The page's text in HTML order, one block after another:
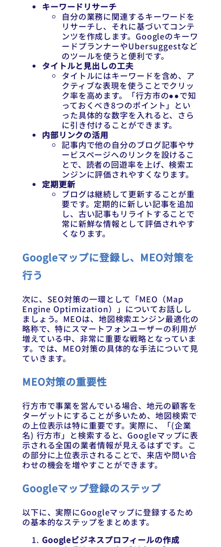
キーワードリサーチ
自分の業務に関連するキーワードを
リサーチし、それに基づいてコンテ
ンツを作成します。Googleのキーワ
ードプランナーやUbersuggestなど
のツールを使うと便利です。
タイトルと見出しの工夫
タイトルにはキーワードを含め、ア
クティブな表現を使うことでクリッ
ク率を高めます。「行方市の●●で知
っておくべき8つのポイント」とい
った具体的な数字を入れると、さら
に引き付けることができます。
内部リンクの活用
記事内で他の自分のブログ記事やサ
ービスページへのリンクを設けるこ
とで、読者の回遊率を上げ、検索エ
ンジンに評価されやすくなります。
定期更新
ブログは継続して更新することが重
要です。定期的に新しい記事を追加
し、古い記事もリライトすることで
常に新鮮な情報として評価されやす
くなります。
Googleマップに登録し、MEO対策を
行う
次に、SEO対策の一環として「MEO（Map
Engine Optimization）」についてお話しし
ましょう。MEOは、地図検索エンジン最適化の
略称で、特にスマートフォンユーザーの利用が
増えている中、非常に重要な戦略となっていま
す。では、MEO対策の具体的な手法について見
ていきます。
MEO対策の重要性
行方市で事業を営んでいる場合、地元の顧客を
ターゲットにすることが多いため、地図検索で
の上位表示は特に重要です。実際に、「(企業
名) 行方市」と検索すると、Googleマップに表
示される全国の業者情報が見えるはずです。こ
の部分に上位表示されることで、来店や問い合
わせの機会を増やすことができます。
Googleマップ登録のステップ
以下に、実際にGoogleマップに登録するため
の基本的なステップをまとめます。
Googleビジネスプロフィールの作成